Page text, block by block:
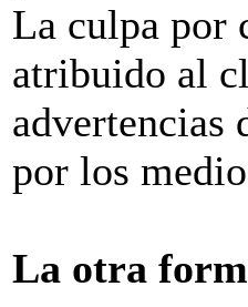
La culpa por
atribuido al
advertencias
por los
La otra